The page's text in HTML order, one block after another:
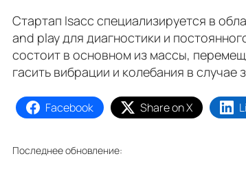
Стартап Isacc специализируется в
and play для диагностики и
состоит в основном из массы,
гасить вибрации и колебания в случае
Facebook Share on X
Последнее обновление: